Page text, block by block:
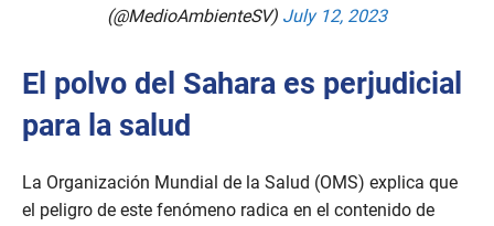
(@MedioAmbienteSV) July 12, 2023
El polvo del Sahara es perjudicial
para la salud
La Organización Mundial de la Salud (OMS) explica que
el peligro de este fenómeno radica en el contenido de